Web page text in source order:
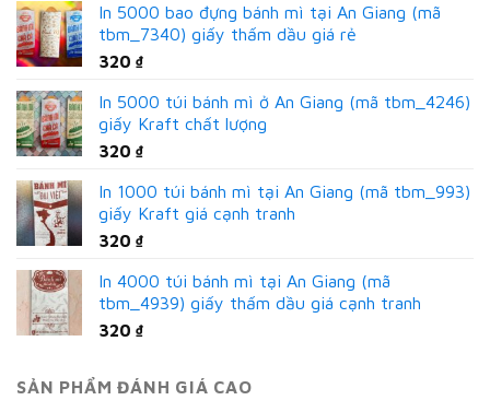
In 5000 bao đựng bánh mì tại An Giang (mã
tbm_7340) giấy thấm dầu giá rẻ
320 ₫
In 5000 túi bánh mì ở An Giang (mã tbm_4246)
giấy Kraft chất lượng
320 ₫
In 1000 túi bánh mì tại An Giang (mã tbm_993)
giấy Kraft giá cạnh tranh
320 ₫
In 4000 túi bánh mì tại An Giang (mã
tbm_4939) giấy thấm dầu giá cạnh tranh
320 ₫
SẢN PHẨM ĐÁNH GIÁ CAO